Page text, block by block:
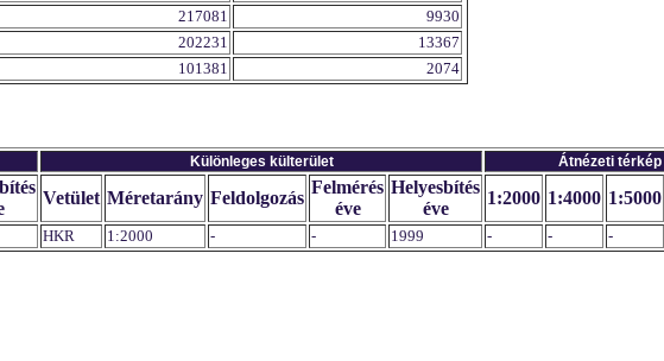
217081
9930
202231
13367
101381 2074
Különleges külterület Átnézeti térkép
Vetület Méretarány Feldolgozás
Felmérés
éve
Helyesbítés
éve
1:2000 1:4000 1:5000
HKR 1:2000 - - 1999 - - -